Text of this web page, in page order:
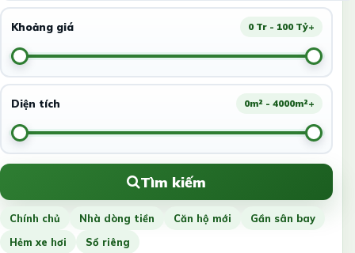
Khoảng giá 0 Tr - 100 Tỷ+
Diện tích 0m² - 4000m²+
Tìm kiếm
Chính chủ Nhà dòng tiền Căn hộ mới
Gần sân bay
Hẻm xe hơi
Sổ riêng